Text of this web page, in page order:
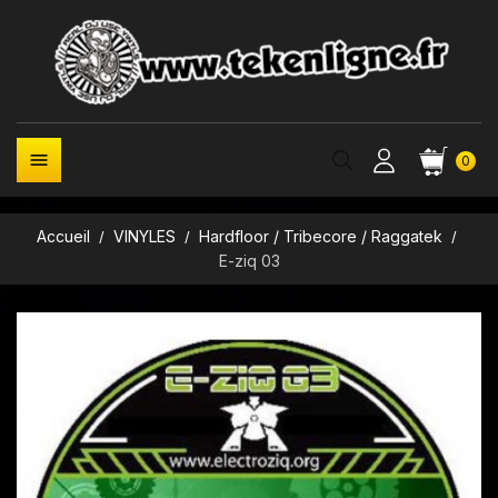
0

Accueil VINYLES
Hardfloor / Tribecore / Raggatek
E-ziq 03